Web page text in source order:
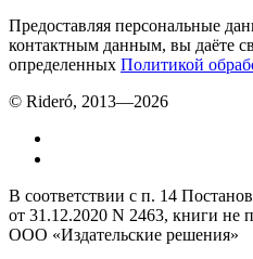
Предоставляя персональные
контактным данным, вы даёте
определенных Политикой
© Rideró, 2013—2026
В соответствии с п. 14
от 31.12.2020 N 2463, книги не
ООО «Издательские решения»